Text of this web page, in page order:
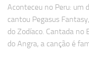
Aconteceu no Peru: um
cantou Pegasus
do Zodíaco. Cantada no
do Angra, a canção é